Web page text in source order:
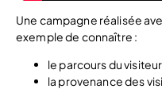
Une campagne réalisée
exemple de connaître :
le parcours du visiteur
la provenance des